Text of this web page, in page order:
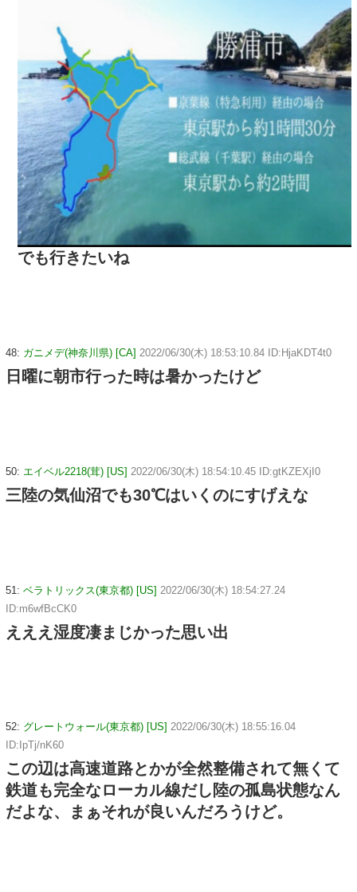
でも行きたいね
48: ガニメデ(神奈川県) [CA] 2022/06/30(木) 18:53:10.84 ID:HjaKDT4t0
日曜に朝市行った時は暑かったけど
50: エイベル2218(茸) [US] 2022/06/30(木) 18:54:10.45 ID:gtKZEXjI0
三陸の気仙沼でも30℃はいくのにすげえな
51: ベラトリックス(東京都) [US] 2022/06/30(木) 18:54:27.24
ID:m6wfBcCK0
えええ湿度凄まじかった思い出
52: グレートウォール(東京都) [US] 2022/06/30(木) 18:55:16.04
ID:IpTj/nK60
この辺は高速道路とかが全然整備されて無くて
鉄道も完全なローカル線だし陸の孤島状態なん
だよな、まぁそれが良いんだろうけど。